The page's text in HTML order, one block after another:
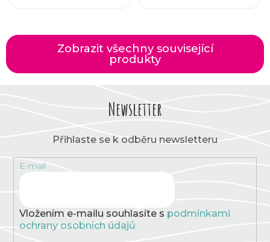
Zobrazit všechny související
produkty
Newsletter
Přihlaste se k odběru newsletteru
E-mail
Vložením e-mailu souhlasíte s podmínkami
ochrany osobních údajů